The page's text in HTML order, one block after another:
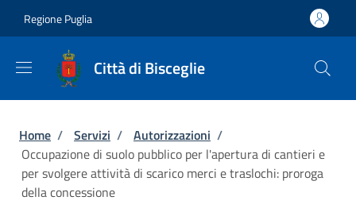
Regione Puglia
Città di Bisceglie
Briciole di pane
Home / Servizi / Autorizzazioni /
Occupazione di suolo pubblico per l'apertura di cantieri e
per svolgere attività di scarico merci e traslochi: proroga
della concessione